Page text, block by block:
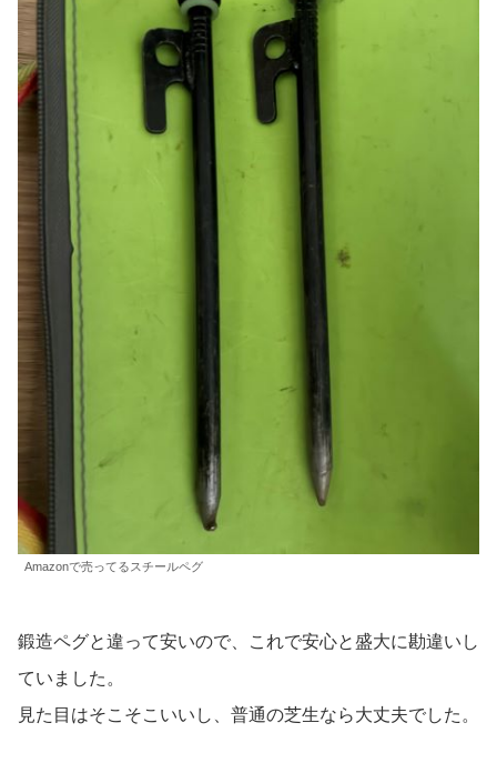
Amazonで売ってるスチールペグ
鍛造ペグと違って安いので、これで安心と盛大に勘違いし
ていました。
見た目はそこそこいいし、普通の芝生なら大丈夫でした。